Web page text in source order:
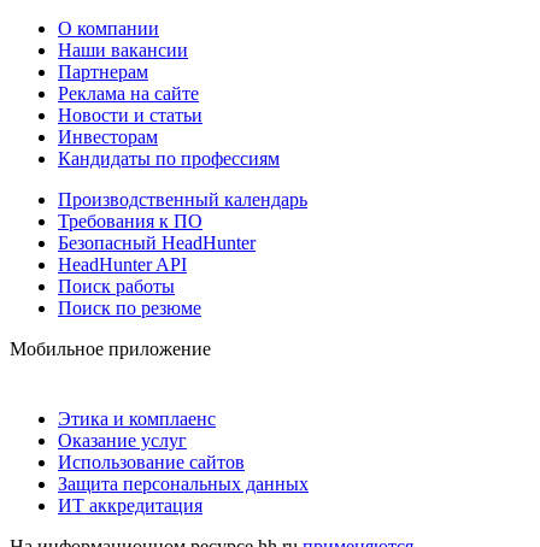
О компании
Наши вакансии
Партнерам
Реклама на сайте
Новости и статьи
Инвесторам
Кандидаты по профессиям
Производственный календарь
Требования к ПО
Безопасный HeadHunter
HeadHunter API
Поиск работы
Поиск по резюме
Мобильное приложение
Этика и комплаенс
Оказание услуг
Использование сайтов
Защита персональных данных
ИТ аккредитация